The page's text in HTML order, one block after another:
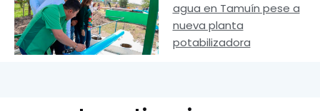
agua en Tamuín pese a
nueva planta
potabilizadora